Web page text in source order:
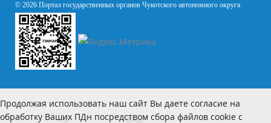
© 2026 Портал государственных органов Чукотского автономного округа
Продолжая использовать наш сайт Вы даете согласие на
обработку Ваших ПДн посредством сбора файлов cookie с